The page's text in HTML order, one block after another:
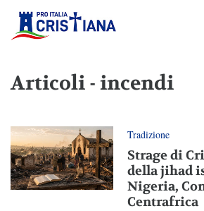
Articoli - incendi
Tradizione
Strage di
della jihad
Nigeria,
Centrafrica